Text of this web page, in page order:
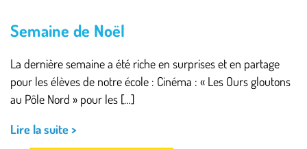
Semaine de Noël
La dernière semaine a été riche en surprises et en partage
pour les élèves de notre école : Cinéma : « Les Ours gloutons
au Pôle Nord » pour les […]
Lire la suite >